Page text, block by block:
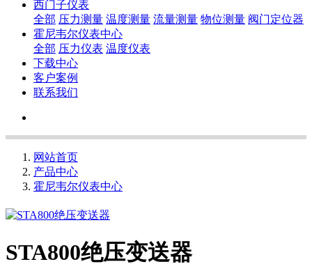
西门子仪表
全部 压力测量 温度测量 流量测量 物位测量 阀门定位器
霍尼韦尔仪表中心
全部 压力仪表 温度仪表
下载中心
客户案例
联系我们
网站首页
产品中心
霍尼韦尔仪表中心
STA800绝压变送器